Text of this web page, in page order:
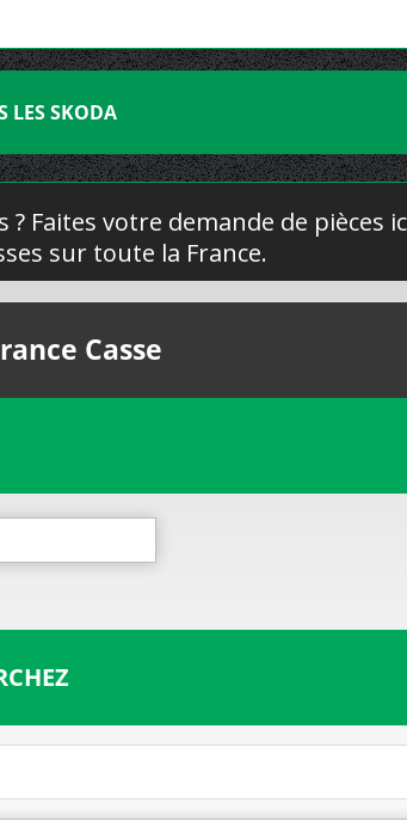
LES SKODA
Faites votre demande de pièces
sur toute la France.
Casse